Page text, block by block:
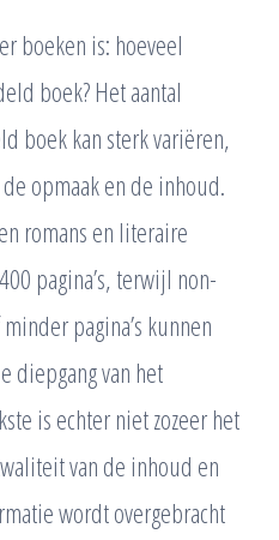
boeken is: hoeveel
boek? Het aantal
boek kan sterk variëren,
opmaak en de inhoud.
romans en literaire
pagina’s, terwijl non-
pagina’s kunnen
diepgang van het
is echter niet zozeer het
van de inhoud en
wordt overgebracht